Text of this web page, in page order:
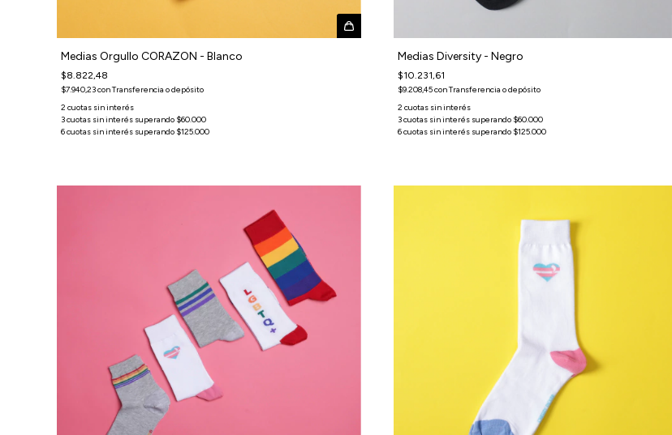
Medias Orgullo CORAZON - Blanco
$8.822,48
$7.940,23conTransferencia o depósito
Medias Diversity - Negro
$10.231,61
$9.208,45conTransferencia o depósito